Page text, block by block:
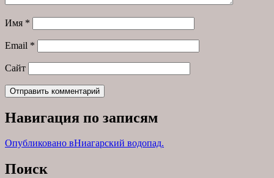
Имя *
Email *
Сайт
Навигация по записям
Опубликовано вНиагарский водопад.
Поиск